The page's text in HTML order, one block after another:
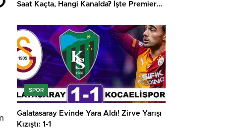
Saat Kaçta, Hangi Kanalda? İşte Premier
SPOR
Galatasaray Evinde Yara Aldı! Zirve Yarışı
Kızıştı: 1-1